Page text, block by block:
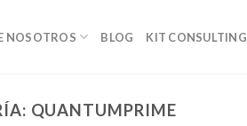
NOSOTROS BLOG KIT CONSULTING
QUANTUMPRIME